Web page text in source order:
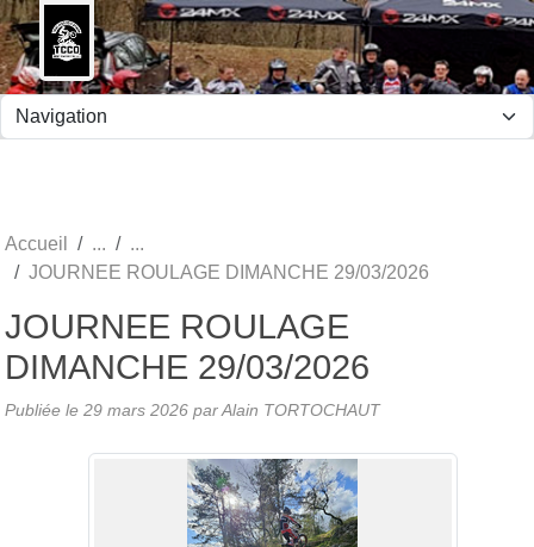
Accueil
JOURNEE ROULAGE DIMANCHE 29/03/2026
JOURNEE ROULAGE
DIMANCHE 29/03/2026
Publiée le 29 mars 2026 par Alain TORTOCHAUT
Panneau de gestion des cookies